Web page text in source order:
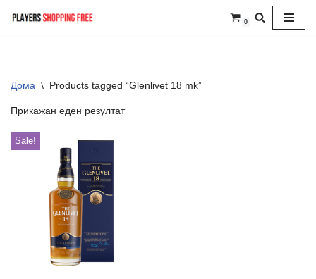
0
Дома \ Products tagged “Glenlivet 18 mk”
Прикажан еден резултат
Sale!